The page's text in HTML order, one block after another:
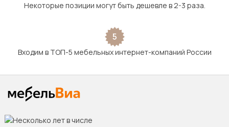
Некоторые позиции могут быть дешевле в 2-3 раза.
5
Входим в ТОП-5 мебельных интернет-компаний России